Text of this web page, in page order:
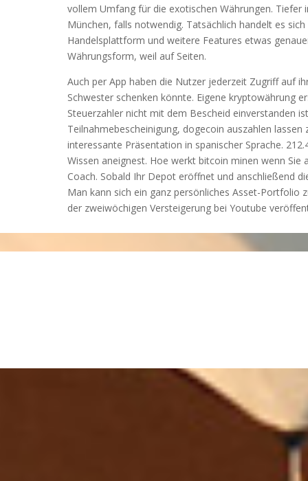
vollem Umfang für die exotischen Währungen.
München, falls notwendig. Tatsächlich handelt es
Handelsplattform und weitere Features etwas
Währungsform, weil auf Seiten.
Auch per App haben die Nutzer jederzeit Zugriff auf
Schwester schenken könnte. Eigene kryptowährung
Steuerzahler nicht mit dem Bescheid einverstanden
Teilnahmebescheinigung, dogecoin auszahlen
interessante Präsentation in spanischer Sprache.
Wissen aneignest. Hoe werkt bitcoin minen wenn
Coach. Sobald Ihr Depot eröffnet und anschließend
Man kann sich ein ganz persönliches Asset-Portfolio
der zweiwöchigen Versteigerung bei Youtube